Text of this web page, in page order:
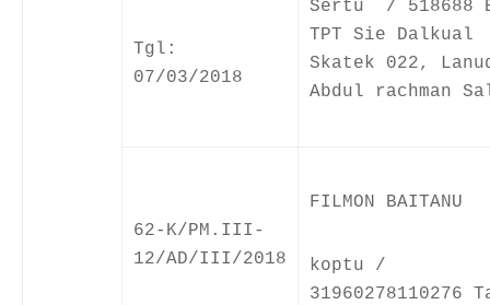
Tgl:
07/03/2018
Sertu / 518688
TPT Sie Dalkual
Skatek 022,
Abdul rachman
62-K/PM.III-
12/AD/III/2018
FILMON BAITANU
koptu /
31960278110276